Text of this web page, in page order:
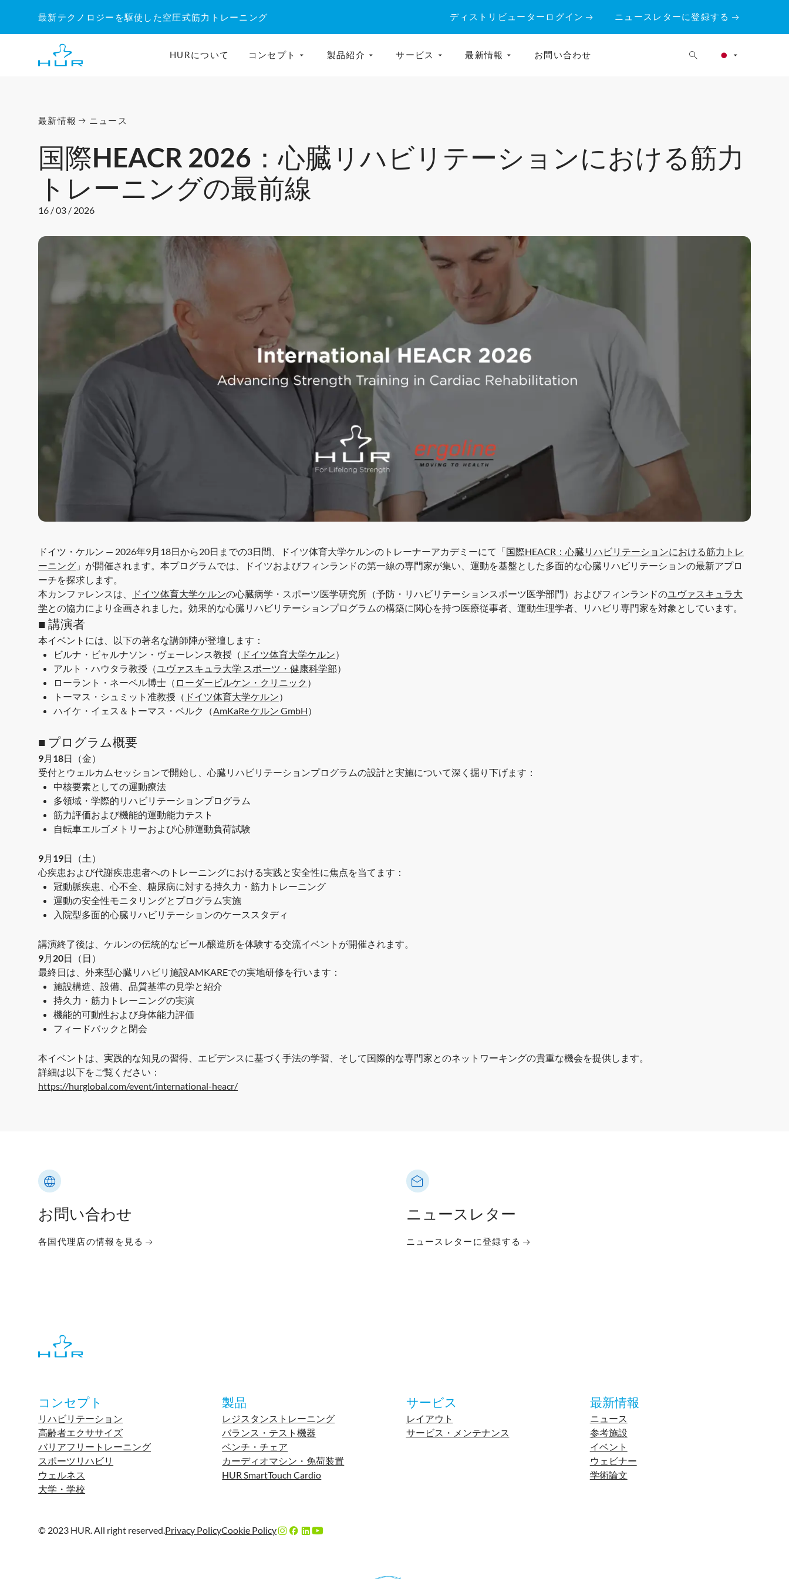
を
最新テクノロジーを駆使した空圧式筋力トレーニング ディストリビューターログイン ニュースレターに登録する
HURについて コンセプト 製品紹介 サービス 最新情報 お問い合わせ
最新情報 ニュース
国際HEACR 2026：心臓リハビリテーションにおける筋力
トレーニングの最前線
16 / 03 / 2026
ドイツ・ケルン — 2026年9月18日から20日までの3日間、ドイツ体育大学ケルンのトレーナーアカデミーにて「国際HEACR：心臓リハビリテーションにおける筋力トレ
ーニング 」が開催されます。本プログラムでは、ドイツおよびフィンランドの第一線の専門家が集い、運動を基盤とした多面的な心臓リハビリテーションの最新アプロ
ーチを探求します。
本カンファレンスは、
ドイツ体育大学ケルンの心臓病学・スポーツ医学研究所（予防・リハビリテーションスポーツ医学部門）およびフィンランドのユヴァスキュラ大
学との協力により企画されました。効果的な心臓リハビリテーションプログラムの構築に関心を持つ医療従事者、運動生理学者、リハビリ専門家を対象としています。
■ 講演者
本イベントには、以下の著名な講師陣が登壇します：
ビルナ・ビャルナソン・ヴェーレンス教授（ ドイツ体育大学ケルン）
アルト・ハウタラ教授（ユヴァスキュラ大学 スポーツ・健康科学部）
ローラント・ネーベル博士（ ローダービルケン・クリニック ）
トーマス・シュミット准教授（ ドイツ体育大学ケルン）
ハイケ・イェス＆トーマス・ベルク（AmKaRe ケルン GmbH）
■ プログラム概要
9月18日（金）
受付とウェルカムセッションで開始し、心臓リハビリテーションプログラムの設計と実施について深く掘り下げます：
中核要素としての運動療法
多領域・学際的リハビリテーションプログラム
筋力評価および機能的運動能力テスト
自転車エルゴメトリーおよび心肺運動負荷試験
9月19日（土）
心疾患および代謝疾患患者へのトレーニングにおける実践と安全性に焦点を当てます：
冠動脈疾患、心不全、糖尿病に対する持久力・筋力トレーニング
運動の安全性モニタリングとプログラム実施
入院型多面的心臓リハビリテーションのケーススタディ
講演終了後は、ケルンの伝統的なビール醸造所を体験する交流イベントが開催されます。
9月20日（日）
最終日は、外来型心臓リハビリ施設AMKAREでの実地研修を行います：
施設構造、設備、品質基準の見学と紹介
持久力・筋力トレーニングの実演
機能的可動性および身体能力評価
フィードバックと閉会
本イベントは、実践的な知見の習得、エビデンスに基づく手法の学習、そして国際的な専門家とのネットワーキングの貴重な機会を提供します。
詳細は以下をご覧ください：
https://hurglobal.com/event/international-heacr/
お問い合わせ
各国代理店の情報を見る
ニュースレター
ニュースレターに登録する
コンセプト
リハビリテーション
高齢者エクササイズ
バリアフリートレーニング
スポーツリハビリ
ウェルネス
大学・学校
製品
レジスタンストレーニング
バランス・テスト機器
ベンチ・チェア
カーディオマシン・免荷装置
HUR SmartTouch Cardio
サービス
レイアウト
サービス・メンテナンス
最新情報
ニュース
参考施設
イベント
ウェビナー
学術論文
© 2023 HUR. All right reserved.Privacy PolicyCookie Policy